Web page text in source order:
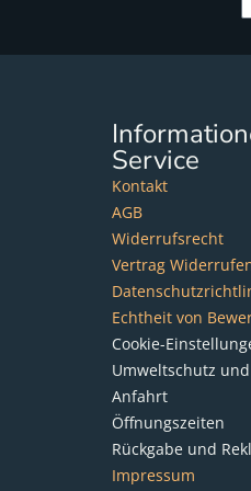
Service
Kontakt
AGB
Widerrufsrecht
Vertrag
Echtheit von
Cookie-
Umweltschutz
Anfahrt
Öffnungszeiten
Rückgabe und
Impressum